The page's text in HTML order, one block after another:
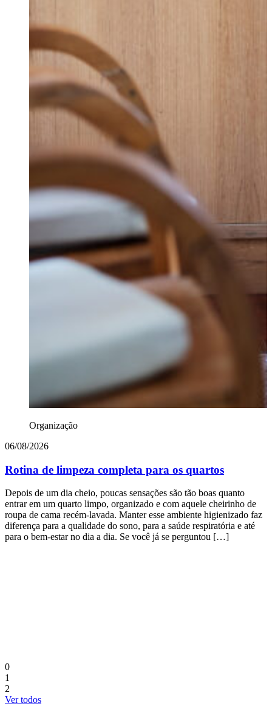
Organização
06/08/2026
Rotina de limpeza completa para os quartos
Depois de um dia cheio, poucas sensações são tão boas quanto
entrar em um quarto limpo, organizado e com aquele cheirinho de
roupa de cama recém-lavada. Manter esse ambiente higienizado faz
diferença para a qualidade do sono, para a saúde respiratória e até
para o bem-estar no dia a dia. Se você já se perguntou […]
0
1
2
Ver todos